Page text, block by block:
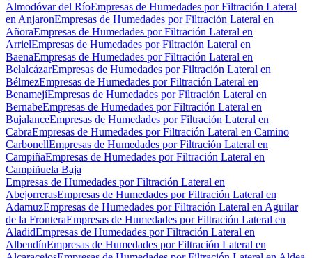
Almodóvar del RíoEmpresas de Humedades por Filtración Lateral
en AnjaronEmpresas de Humedades por Filtración Lateral en
AñoraEmpresas de Humedades por Filtración Lateral en
ArrielEmpresas de Humedades por Filtración Lateral en
BaenaEmpresas de Humedades por Filtración Lateral en
BelalcázarEmpresas de Humedades por Filtración Lateral en
BélmezEmpresas de Humedades por Filtración Lateral en
BenamejíEmpresas de Humedades por Filtración Lateral en
BernabeEmpresas de Humedades por Filtración Lateral en
BujalanceEmpresas de Humedades por Filtración Lateral en
CabraEmpresas de Humedades por Filtración Lateral en Camino
CarbonellEmpresas de Humedades por Filtración Lateral en
CampiñaEmpresas de Humedades por Filtración Lateral en
Campiñuela Baja
Empresas de Humedades por Filtración Lateral en
AbejorrerasEmpresas de Humedades por Filtración Lateral en
AdamuzEmpresas de Humedades por Filtración Lateral en Aguilar
de la FronteraEmpresas de Humedades por Filtración Lateral en
AladidEmpresas de Humedades por Filtración Lateral en
AlbendínEmpresas de Humedades por Filtración Lateral en